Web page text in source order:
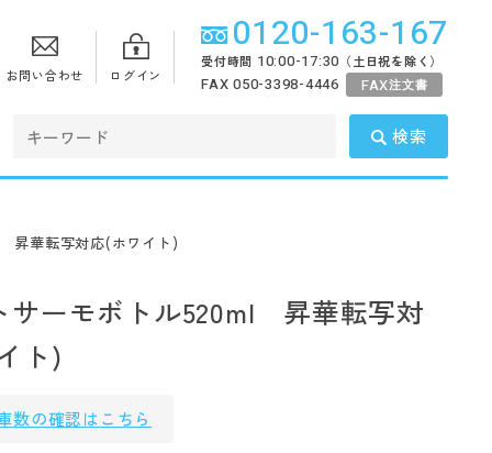
お問い合わせ ログイン
0120-163-167
受付時間 10:00-17:30 （土日祝を除く）
FAX 050-3398-4446 FAX注文書
検索
昇華転写対応(ホワイト)
サーモボトル520ml 昇華転写対
ト)
数の確認はこちら